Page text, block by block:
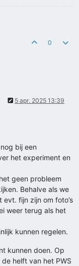
0
5 apr. 2025 13:39
bij een
het experiment en
geen probleem
Behalve als we
fijn zijn om foto’s
weer terug als het
kunnen regelen.
kunnen doen. Op
helft van het PWS